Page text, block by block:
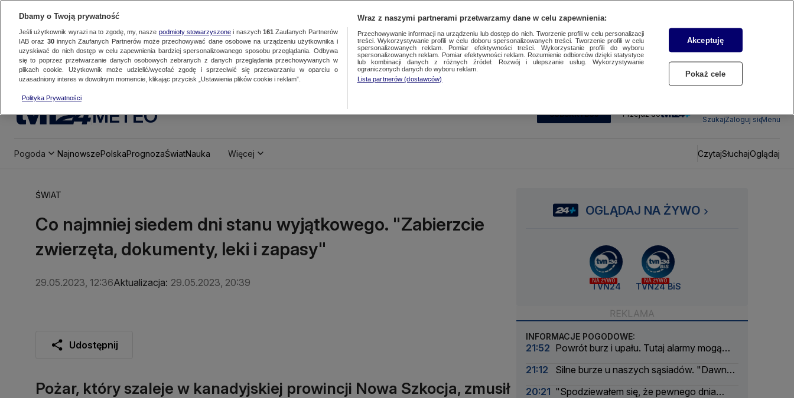
METEO SUBSKRYBUJ Przejdź do
SzukajZaloguj sięMenu
Pogoda NajnowszePolskaPrognozaŚwiatNauka Więcej CzytajSłuchajOglądaj
ŚWIAT
Co najmniej siedem dni stanu wyjątkowego. "Zabierzcie
zwierzęta, dokumenty, leki i zapasy"
29.05.2023, 12:36Aktualizacja: 29.05.2023, 20:39
Udostępnij
Pożar, który szaleje w kanadyjskiej prowincji Nowa Szkocja, zmusił
OGLĄDAJ NA ŻYWO
NA ŻYWO
TVN24
NA ŻYWO
TVN24 BiS
INFORMACJE POGODOWE:
21:52 Powrót burz i upału. Tutaj alarmy mogą
21:12
Silne burze u naszych sąsiadów. "Dawno
20:21 "Spodziewałem się, że pewnego dnia
Dbamy o Twoją prywatność
Jeśli użytkownik wyrazi na to zgodę, my, nasze podmioty stowarzyszonei naszych 161 Zaufanych Partnerów
IAB oraz 30innych Zaufanych Partnerów może przechowywać dane osobowe na urządzeniu użytkownika i
uzyskiwać do nich dostęp w celu zapewnienia bardziej spersonalizowanego sposobu przeglądania. Odbywa
się to poprzez przetwarzanie danych osobowych zebranych z danych przeglądania przechowywanych w
plikach cookie. Użytkownik może udzielić/wycofać zgodę i sprzeciwić się przetwarzaniu w oparciu o
uzasadniony interes w dowolnym momencie, klikając przycisk „Ustawienia plików cookie i reklam”.
Polityka Prywatności
Wraz z naszymi partnerami przetwarzamy dane w celu zapewnienia:
Przechowywanie informacji na urządzeniu lub dostęp do nich. Tworzenie profili w celu personalizacji
treści. Wykorzystywanie profili w celu doboru spersonalizowanych treści. Tworzenie profili w celu
spersonalizowanych reklam. Pomiar efektywności treści. Wykorzystanie profili do wyboru
spersonalizowanych reklam. Pomiar efektywności reklam. Rozumienie odbiorców dzięki statystyce
lub kombinacji danych z różnych źródeł. Rozwój i ulepszanie usług. Wykorzystywanie
ograniczonych danych do wyboru reklam.
Lista partnerów (dostawców)
Akceptuję
Pokaż cele